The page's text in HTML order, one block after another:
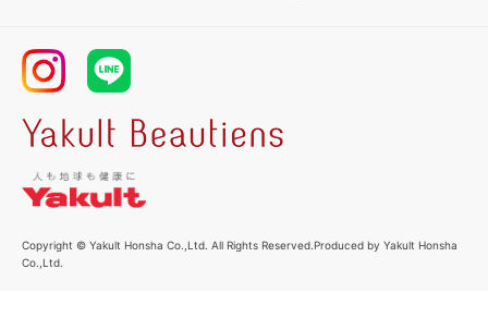
Copyright © Yakult Honsha Co.,Ltd. All Rights Reserved.Produced by Yakult Honsha
Co.,Ltd.